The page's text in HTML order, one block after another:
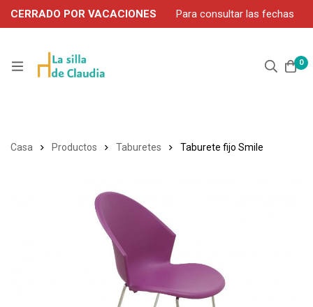
CERRADO POR VACACIONES
Para consultar las fechas
de servicio durante agosto, contacte por WhatsApp: 663 302
0
Casa Productos Taburetes Taburete fijo Smile